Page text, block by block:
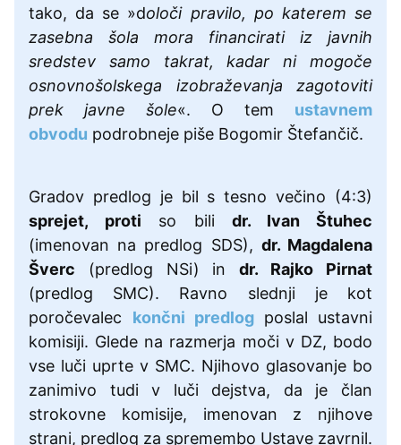
tako, da se »določi pravilo, po katerem se
zasebna šola mora financirati iz javnih
sredstev samo takrat, kadar ni mogoče
osnovnošolskega izobraževanja zagotoviti
prek javne šole«. O tem ustavnem
obvodu podrobneje piše Bogomir Štefančič.
Gradov predlog je bil s tesno večino (4:3)
sprejet, proti so bili dr. Ivan Štuhec
(imenovan na predlog SDS), dr. Magdalena
Šverc (predlog NSi) indr. Rajko Pirnat
(predlog SMC). Ravno slednji je kot
poročevalec končni predlog poslal ustavni
komisiji. Glede na razmerja moči v DZ, bodo
vse luči uprte v SMC. Njihovo glasovanje bo
zanimivo tudi v luči dejstva, da je član
strokovne komisije, imenovan z njihove
strani, predlog za spremembo Ustave zavrnil.